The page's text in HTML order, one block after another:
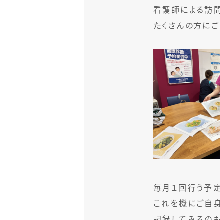
看護師による訪
たくさんの方に
毎月１回行う予
これを機にご自